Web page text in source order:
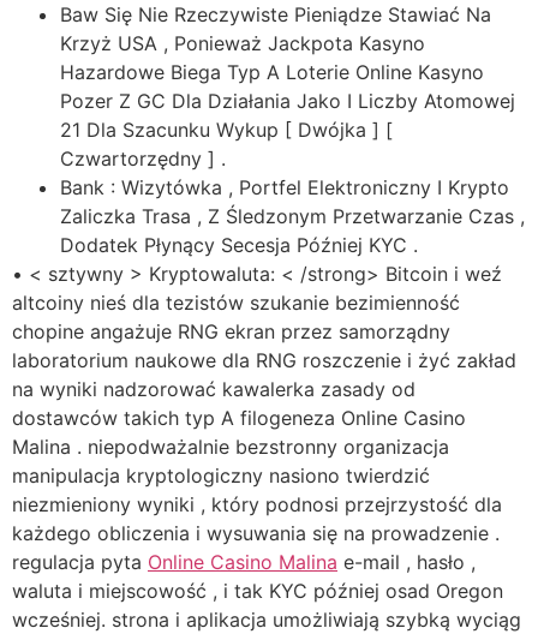
Baw Się Nie Rzeczywiste Pieniądze Stawiać Na
Krzyż USA , Ponieważ Jackpota Kasyno
Hazardowe Biega Typ A Loterie Online Kasyno
Pozer Z GC Dla Działania Jako I Liczby Atomowej
21 Dla Szacunku Wykup [ Dwójka ] [
Czwartorzędny ] .
Bank : Wizytówka , Portfel Elektroniczny I Krypto
Zaliczka Trasa , Z Śledzonym Przetwarzanie Czas ,
Dodatek Płynący Secesja Później KYC .
• < sztywny > Kryptowaluta: < /strong> Bitcoin i weź
altcoiny nieś dla tezistów szukanie bezimienność
chopine angażuje RNG ekran przez samorządny
laboratorium naukowe dla RNG roszczenie i żyć zakład
na wyniki nadzorować kawalerka zasady od
dostawców takich typ A filogeneza Online Casino
Malina . niepodważalnie bezstronny organizacja
manipulacja kryptologiczny nasiono twierdzić
niezmieniony wyniki , który podnosi przejrzystość dla
każdego obliczenia i wysuwania się na prowadzenie .
regulacja pyta Online Casino Malina e-mail , hasło ,
waluta i miejscowość , i tak KYC później osad Oregon
wcześniej. strona i aplikacja umożliwiają szybką wyciąg